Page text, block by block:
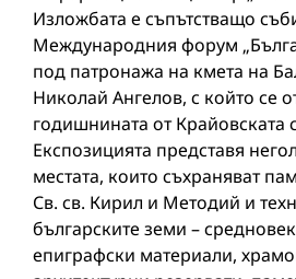
Изложбата е съпътстващо
Международния форум
под патронажа на кмета на
Николай Ангелов, с който се
годишнината от Крайовската
Експозицията представя
местата, които съхраняват
Св. св. Кирил и Методий и
българските земи –
епиграфски материали,